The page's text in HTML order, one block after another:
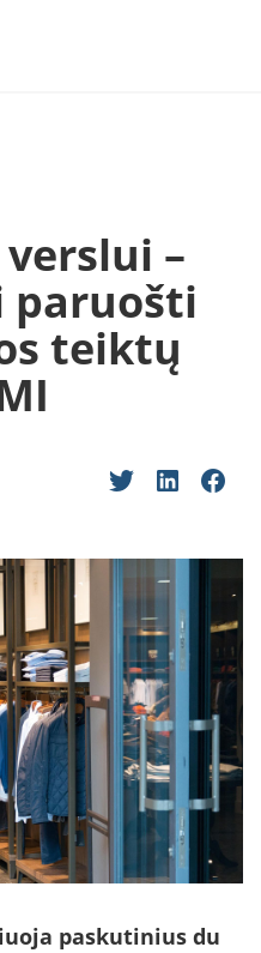
–
paruošti
teiktų
paskutinius du